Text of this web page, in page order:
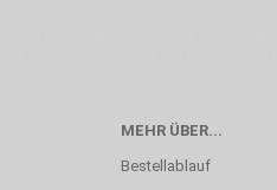
Motor für Qualität, die Du bei uns
MEHR ÜBER...
Bestellablauf